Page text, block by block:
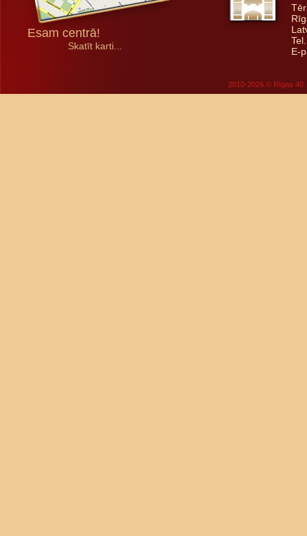
Esam centrā!
Skatīt karti...
E-
2010-2026 © Rīgas